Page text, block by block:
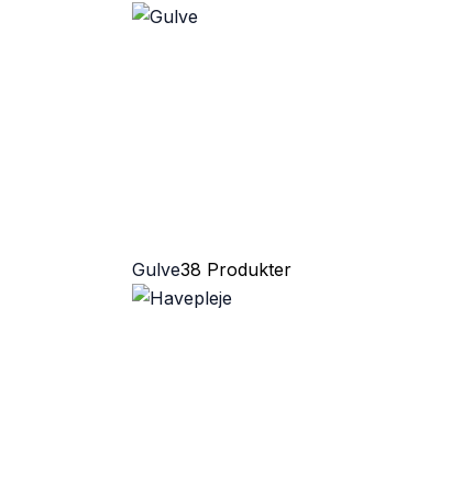
Gulve38 Produkter